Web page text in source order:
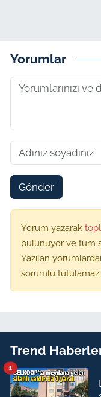
Yorumlar
Gönder
Yorum yazarak
bulunuyor ve tüm
Yazılan
sorumlu tutulamaz.
Trend
1